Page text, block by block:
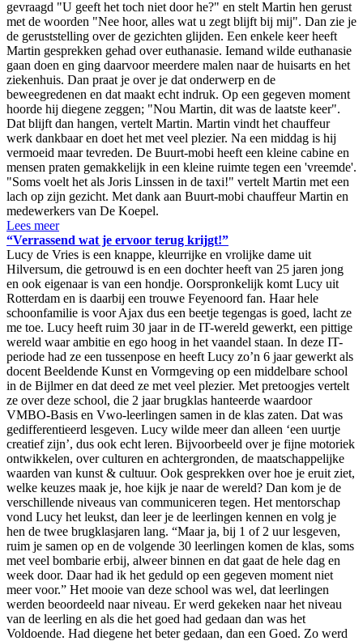
gevraagd "U geeft het toch niet door he?" en stelt Martin hen gerust
met de woorden "Nee hoor, alles wat u zegt blijft bij mij". Dan zie je
de geruststelling over de gezichten glijden. Een enkele keer heeft
Martin gesprekken gehad over euthanasie. Iemand wilde euthanasie
gaan doen en ging daarvoor meerdere malen naar de huisarts en het
ziekenhuis. Dan praat je over je dat onderwerp en de
beweegredenen en dat maakt echt indruk. Op een gegeven moment
hoorde hij diegene zeggen; "Nou Martin, dit was de laatste keer".
Dat blijft dan hangen, vertelt Martin. Martin vindt het chauffeur
werk dankbaar en doet het met veel plezier. Na een middag is hij
vermoeid maar tevreden. De Buurt-mobi heeft een kleine cabine en
mensen praten gemakkelijk in een kleine ruimte tegen een 'vreemde'.
"Soms voelt het als Joris Linssen in de taxi!" vertelt Martin met een
lach op zijn gezicht. Met dank aan Buurt-mobi chauffeur Martin en
medewerkers van De Koepel.
Lees meer
“Verrassend wat je ervoor terug krijgt!”
Lucy de Vries is een knappe, kleurrijke en vrolijke dame uit
Hilversum, die getrouwd is en een dochter heeft van 25 jaren jong
en ook eigenaar is van een hondje. Oorspronkelijk komt Lucy uit
Rotterdam en is daarbij een trouwe Feyenoord fan. Haar hele
schoonfamilie is voor Ajax dus een beetje tegengas is goed, lacht ze
me toe. Lucy heeft ruim 30 jaar in de IT-wereld gewerkt, een pittige
wereld waar ambitie en ego hoog in het vaandel staan. In deze IT-
periode had ze een tussenpose en heeft Lucy zo’n 6 jaar gewerkt als
docent Beeldende Kunst en Vormgeving op een middelbare school
in de Bijlmer en dat deed ze met veel plezier. Met pretoogjes vertelt
ze over deze school, die 2 jaar brugklas hanteerde waardoor
VMBO-Basis en Vwo-leerlingen samen in de klas zaten. Dat was
gedifferentieerd lesgeven. Lucy wilde meer dan alleen ‘een uurtje
creatief zijn’, dus ook echt leren. Bijvoorbeeld over je fijne motoriek
ontwikkelen, over culturen en achtergronden, de maatschappelijke
waarden van kunst & cultuur. Ook gesprekken over hoe je eruit ziet,
welke keuzes maak je, hoe kijk je naar de wereld? Dan kom je de
verschillende niveaus van communiceren tegen. Het mentorschap
vond Lucy het leukst, dan leer je de leerlingen kennen en volg je
hen de twee brugklasjaren lang. “Maar ja, bij 1 of 2 uur lesgeven,
ruim je samen op en de volgende 30 leerlingen komen de klas, soms
met veel bombarie erbij, alweer binnen en dat gaat de hele dag en
week door. Daar had ik het geduld op een gegeven moment niet
meer voor.” Het mooie van deze school was wel, dat leerlingen
werden beoordeeld naar niveau. Er werd gekeken naar het niveau
van de leerling en als die het goed had gedaan dan was het
Voldoende. Had diegene het beter gedaan, dan een Goed. Zo werd